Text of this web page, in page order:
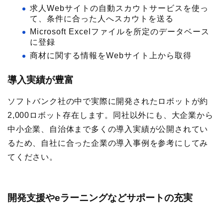
求人Webサイトの自動スカウトサービスを使っ
て、条件に合った人へスカウトを送る
Microsoft Excelファイルを所定のデータベース
に登録
商材に関する情報をWebサイト上から取得
導入実績が豊富
ソフトバンク社の中で実際に開発されたロボットが約
2,000ロボット存在します。同社以外にも、大企業から
中小企業、自治体まで多くの導入実績が公開されてい
るため、自社に合った企業の導入事例を参考にしてみ
てください。
開発支援やeラーニングなどサポートの充実